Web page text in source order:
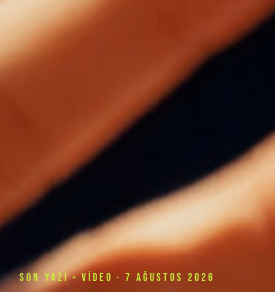
SON YAZI + VIDEO · 7 AĞUSTOS 2026